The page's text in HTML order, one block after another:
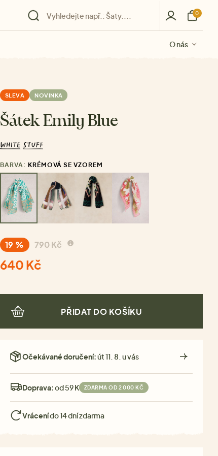
O nás
O nás
O nás
O nás
O nás
0
SLEVA NOVINKA
Šátek Emily Blue
BARVA: KRÉMOVÁ SE VZOREM
19 % 790 Kč
640 Kč
PŘIDAT DO KOŠÍKU
Očekávané doručení:út 11. 8. u vás
Doprava:od 59 Kč ZDARMA OD 2 000 KČ
Vrácenído 14 dní zdarma